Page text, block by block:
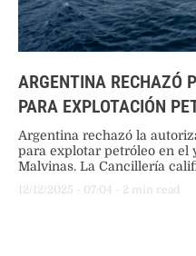
ARGENTINA RECHAZÓ
PARA EXPLOTACIÓN
Argentina rechazó la
para explotar petróleo en el
Malvinas. La Cancillería
y sanciones contra
12/12/2025 - 07:04 - 2 min read